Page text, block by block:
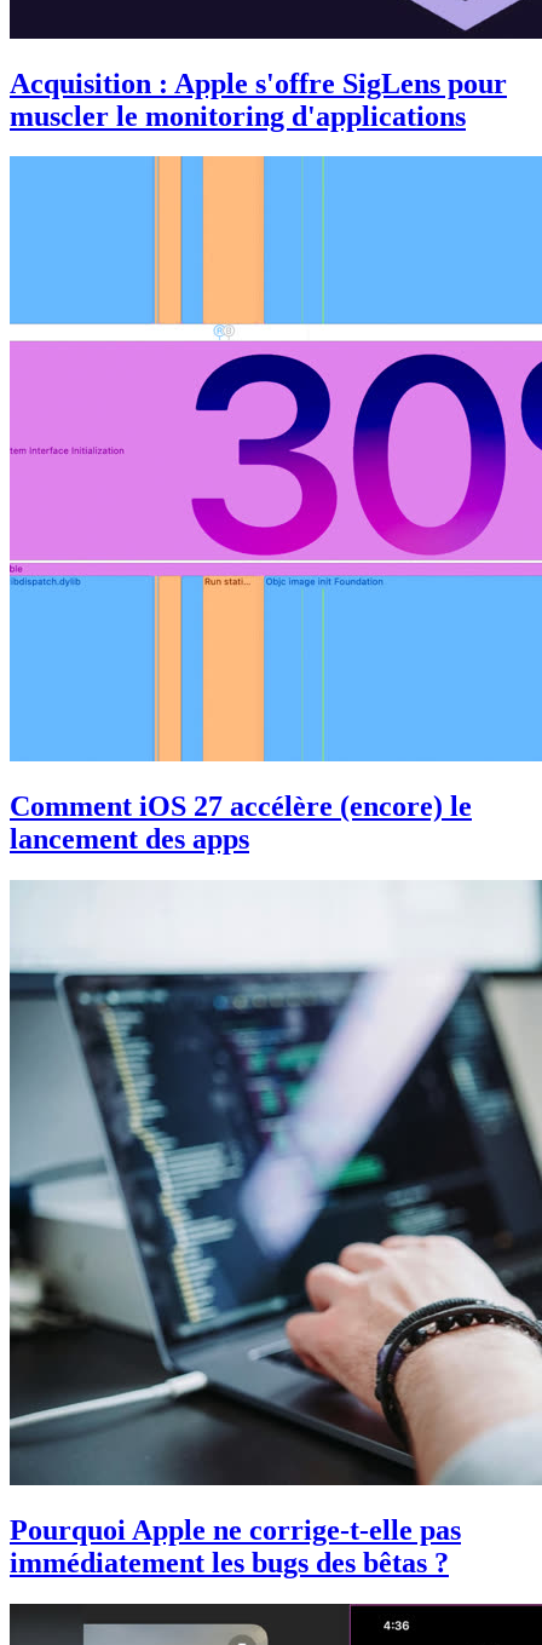
Acquisition : Apple s'offre SigLens pour
muscler le monitoring d'applications
Comment iOS 27 accélère (encore) le
lancement des apps
Pourquoi Apple ne corrige-t-elle pas
immédiatement les bugs des bêtas ?